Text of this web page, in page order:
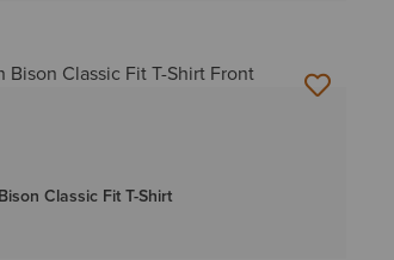
Classic Fit T-Shirt